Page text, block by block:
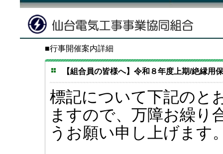
■行事開催案内詳細
【組合員の皆様へ】令和８年度上期/絶縁用
標記について下記のと
ますので、万障お繰り
うお願い申し上げます